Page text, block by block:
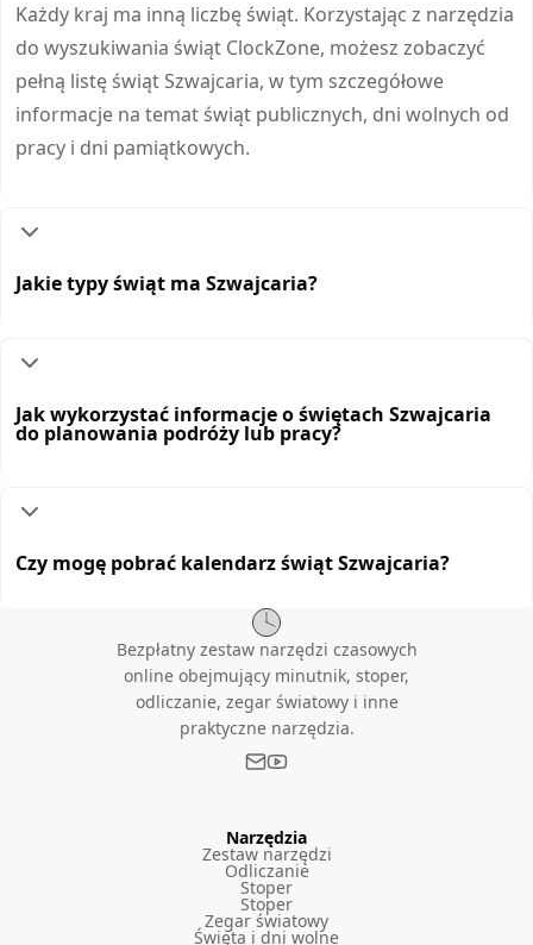
Każdy kraj ma inną liczbę świąt. Korzystając z narzędzia
do wyszukiwania świąt ClockZone, możesz zobaczyć
pełną listę świąt Szwajcaria, w tym szczegółowe
informacje na temat świąt publicznych, dni wolnych od
pracy i dni pamiątkowych.
Jakie typy świąt ma Szwajcaria?
Jak wykorzystać informacje o świętach Szwajcaria
do planowania podróży lub pracy?
Czy mogę pobrać kalendarz świąt Szwajcaria?
Bezpłatny zestaw narzędzi czasowych
online obejmujący minutnik, stoper,
odliczanie, zegar światowy i inne
praktyczne narzędzia.
Narzędzia
Zestaw narzędzi
Odliczanie
Stoper
Stoper
Zegar światowy
Święta i dni wolne